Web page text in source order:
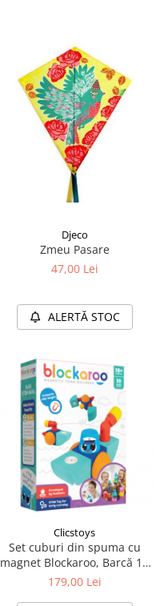
Djeco
Zmeu Pasare
47,00 Lei
ALERTĂ STOC
Clicstoys
Set cuburi din spuma cu
magnet Blockaroo, Barcă 10
piese
179,00 Lei